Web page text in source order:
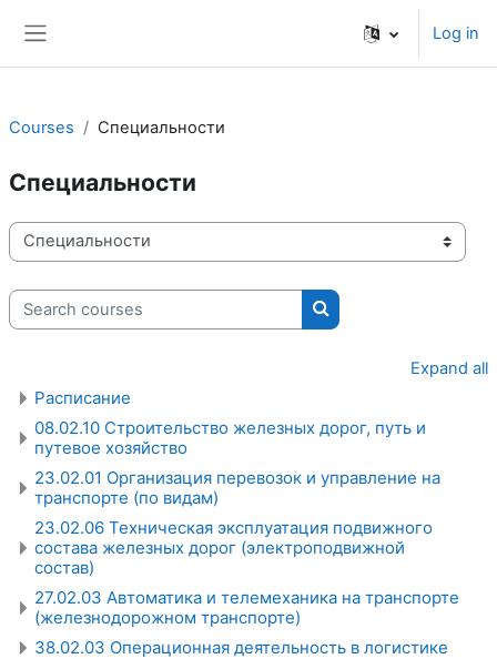
Log in
Courses Специальности
Специальности
Course categories
Search courses
Search courses
Expand all
Расписание
08.02.10 Строительство железных дорог, путь и
путевое хозяйство
23.02.01 Организация перевозок и управление на
транспорте (по видам)
23.02.06 Техническая эксплуатация подвижного
состава железных дорог (электроподвижной
состав)
27.02.03 Автоматика и телемеханика на транспорте
(железнодорожном транспорте)
38.02.03 Операционная деятельность в логистике